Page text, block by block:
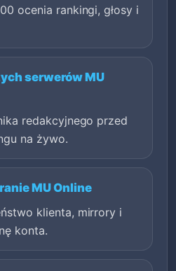
ocenia rankingi, głosy i
serwerów MU
redakcyjnego przed
na żywo.
MU Online
klienta, mirrory i
konta.